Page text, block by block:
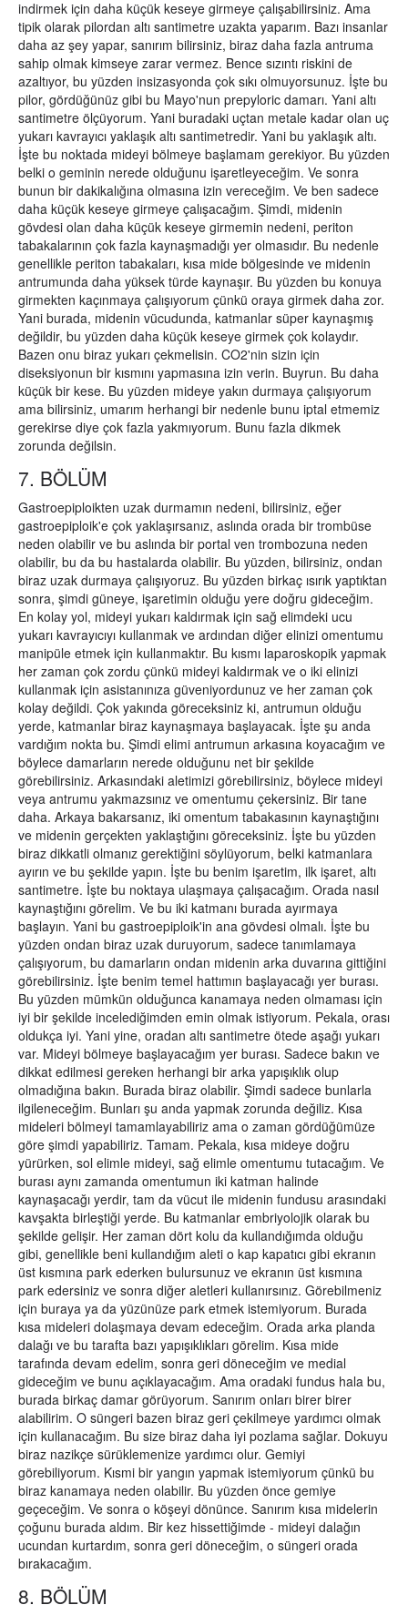
indirmek için daha küçük keseye girmeye çalışabilirsiniz. Ama
tipik olarak pilordan altı santimetre uzakta yaparım. Bazı insanlar
daha az şey yapar, sanırım bilirsiniz, biraz daha fazla antruma
sahip olmak kimseye zarar vermez. Bence sızıntı riskini de
azaltıyor, bu yüzden insizasyonda çok sıkı olmuyorsunuz. İşte bu
pilor, gördüğünüz gibi bu Mayo'nun prepyloric damarı. Yani altı
santimetre ölçüyorum. Yani buradaki uçtan metale kadar olan uç
yukarı kavrayıcı yaklaşık altı santimetredir. Yani bu yaklaşık altı.
İşte bu noktada mideyi bölmeye başlamam gerekiyor. Bu yüzden
belki o geminin nerede olduğunu işaretleyeceğim. Ve sonra
bunun bir dakikalığına olmasına izin vereceğim. Ve ben sadece
daha küçük keseye girmeye çalışacağım. Şimdi, midenin
gövdesi olan daha küçük keseye girmemin nedeni, periton
tabakalarının çok fazla kaynaşmadığı yer olmasıdır. Bu nedenle
genellikle periton tabakaları, kısa mide bölgesinde ve midenin
antrumunda daha yüksek türde kaynaşır. Bu yüzden bu konuya
girmekten kaçınmaya çalışıyorum çünkü oraya girmek daha zor.
Yani burada, midenin vücudunda, katmanlar süper kaynaşmış
değildir, bu yüzden daha küçük keseye girmek çok kolaydır.
Bazen onu biraz yukarı çekmelisin. CO2'nin sizin için
diseksiyonun bir kısmını yapmasına izin verin. Buyrun. Bu daha
küçük bir kese. Bu yüzden mideye yakın durmaya çalışıyorum
ama bilirsiniz, umarım herhangi bir nedenle bunu iptal etmemiz
gerekirse diye çok fazla yakmıyorum. Bunu fazla dikmek
zorunda değilsin.
7. BÖLÜM
Gastroepiploikten uzak durmamın nedeni, bilirsiniz, eğer
gastroepiploik'e çok yaklaşırsanız, aslında orada bir trombüse
neden olabilir ve bu aslında bir portal ven trombozuna neden
olabilir, bu da bu hastalarda olabilir. Bu yüzden, bilirsiniz, ondan
biraz uzak durmaya çalışıyoruz. Bu yüzden birkaç ısırık yaptıktan
sonra, şimdi güneye, işaretimin olduğu yere doğru gideceğim.
En kolay yol, mideyi yukarı kaldırmak için sağ elimdeki ucu
yukarı kavrayıcıyı kullanmak ve ardından diğer elinizi omentumu
manipüle etmek için kullanmaktır. Bu kısmı laparoskopik yapmak
her zaman çok zordu çünkü mideyi kaldırmak ve o iki elinizi
kullanmak için asistanınıza güveniyordunuz ve her zaman çok
kolay değildi. Çok yakında göreceksiniz ki, antrumun olduğu
yerde, katmanlar biraz kaynaşmaya başlayacak. İşte şu anda
vardığım nokta bu. Şimdi elimi antrumun arkasına koyacağım ve
böylece damarların nerede olduğunu net bir şekilde
görebilirsiniz. Arkasındaki aletimizi görebilirsiniz, böylece mideyi
veya antrumu yakmazsınız ve omentumu çekersiniz. Bir tane
daha. Arkaya bakarsanız, iki omentum tabakasının kaynaştığını
ve midenin gerçekten yaklaştığını göreceksiniz. İşte bu yüzden
biraz dikkatli olmanız gerektiğini söylüyorum, belki katmanlara
ayırın ve bu şekilde yapın. İşte bu benim işaretim, ilk işaret, altı
santimetre. İşte bu noktaya ulaşmaya çalışacağım. Orada nasıl
kaynaştığını görelim. Ve bu iki katmanı burada ayırmaya
başlayın. Yani bu gastroepiploik'in ana gövdesi olmalı. İşte bu
yüzden ondan biraz uzak duruyorum, sadece tanımlamaya
çalışıyorum, bu damarların ondan midenin arka duvarına gittiğini
görebilirsiniz. İşte benim temel hattımın başlayacağı yer burası.
Bu yüzden mümkün olduğunca kanamaya neden olmaması için
iyi bir şekilde incelediğimden emin olmak istiyorum. Pekala, orası
oldukça iyi. Yani yine, oradan altı santimetre ötede aşağı yukarı
var. Mideyi bölmeye başlayacağım yer burası. Sadece bakın ve
dikkat edilmesi gereken herhangi bir arka yapışıklık olup
olmadığına bakın. Burada biraz olabilir. Şimdi sadece bunlarla
ilgileneceğim. Bunları şu anda yapmak zorunda değiliz. Kısa
mideleri bölmeyi tamamlayabiliriz ama o zaman gördüğümüze
göre şimdi yapabiliriz. Tamam. Pekala, kısa mideye doğru
yürürken, sol elimle mideyi, sağ elimle omentumu tutacağım. Ve
burası aynı zamanda omentumun iki katman halinde
kaynaşacağı yerdir, tam da vücut ile midenin fundusu arasındaki
kavşakta birleştiği yerde. Bu katmanlar embriyolojik olarak bu
şekilde gelişir. Her zaman dört kolu da kullandığımda olduğu
gibi, genellikle beni kullandığım aleti o kap kapatıcı gibi ekranın
üst kısmına park ederken bulursunuz ve ekranın üst kısmına
park edersiniz ve sonra diğer aletleri kullanırsınız. Görebilmeniz
için buraya ya da yüzünüze park etmek istemiyorum. Burada
kısa mideleri dolaşmaya devam edeceğim. Orada arka planda
dalağı ve bu tarafta bazı yapışıklıkları görelim. Kısa mide
tarafında devam edelim, sonra geri döneceğim ve medial
gideceğim ve bunu açıklayacağım. Ama oradaki fundus hala bu,
burada birkaç damar görüyorum. Sanırım onları birer birer
alabilirim. O süngeri bazen biraz geri çekilmeye yardımcı olmak
için kullanacağım. Bu size biraz daha iyi pozlama sağlar. Dokuyu
biraz nazikçe sürüklemenize yardımcı olur. Gemiyi
görebiliyorum. Kısmi bir yangın yapmak istemiyorum çünkü bu
biraz kanamaya neden olabilir. Bu yüzden önce gemiye
geçeceğim. Ve sonra o köşeyi dönünce. Sanırım kısa midelerin
çoğunu burada aldım. Bir kez hissettiğimde - mideyi dalağın
ucundan kurtardım, sonra geri döneceğim, o süngeri orada
bırakacağım.
8. BÖLÜM